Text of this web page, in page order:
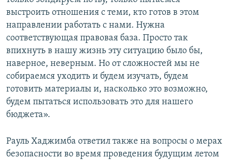
выстроить отношения с теми, кто готов в этом
направлении работать с нами. Нужна
соответствующая правовая база. Просто так
впихнуть в нашу жизнь эту ситуацию было бы,
наверное, неверным. Но от сложностей мы не
собираемся уходить и будем изучать, будем
готовить материалы и, насколько это возможно,
будем пытаться использовать это для нашего
бюджета».
Рауль Хаджимба ответил также на вопросы о мерах
безопасности во время проведения будущим летом